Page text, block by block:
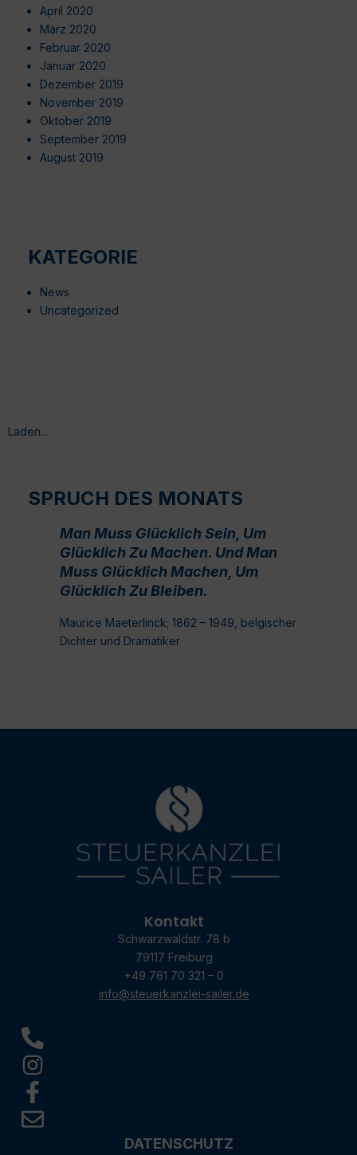
April 2020
März 2020
Februar 2020
Januar 2020
Dezember 2019
November 2019
Oktober 2019
September 2019
August 2019
KATEGORIE
News
Uncategorized
Laden...
SPRUCH DES MONATS
Man Muss Glücklich Sein, Um
Glücklich Zu Machen. Und Man
Muss Glücklich Machen, Um
Glücklich Zu Bleiben.
Maurice Maeterlinck; 1862 – 1949, belgischer
Dichter und Dramatiker
Kontakt
Schwarzwaldstr. 78 b
79117 Freiburg
+49 761 70 321 – 0
info@steuerkanzlei-sailer.de
DATENSCHUTZ